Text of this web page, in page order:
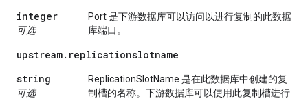
integer
可选
Port 是下游数据库可以访问以进行复制的此数据
库端口。
upstream. replicationslotname
string
可选
ReplicationSlotName 是在此数据库中创建的复
制槽的名称。下游数据库可以使用此复制槽进行